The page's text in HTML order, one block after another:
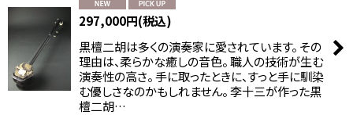
297,000円(税込)
黒檀二胡は多くの演奏家に愛されています。 その
理由は、柔らかな癒しの音色。 職人の技術が生む
演奏性の高さ。 手に取ったときに、すっと手に馴染
む優しさなのかもしれません。 李十三が作った黒
檀二胡…